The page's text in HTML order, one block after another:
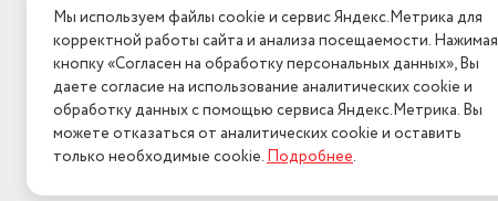
Мы используем файлы cookie и сервис Яндекс.Метрика для
корректной работы сайта и анализа посещаемости. Нажимая
кнопку «Согласен на обработку персональных данных», Вы
даете согласие на использование аналитических cookie и
обработку данных с помощью сервиса Яндекс.Метрика. Вы
можете отказаться от аналитических cookie и оставить
только необходимые cookie.Подробнее.